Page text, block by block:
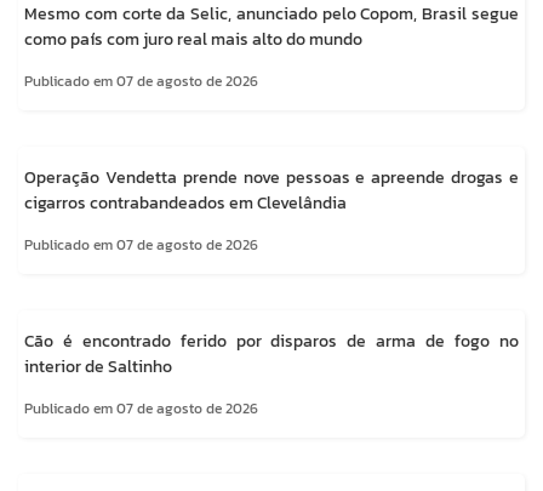
Mesmo com corte da Selic, anunciado pelo Copom, Brasil segue
como país com juro real mais alto do mundo
Publicado em 07 de agosto de 2026
Operação Vendetta prende nove pessoas e apreende drogas e
cigarros contrabandeados em Clevelândia
Publicado em 07 de agosto de 2026
Cão é encontrado ferido por disparos de arma de fogo no
interior de Saltinho
Publicado em 07 de agosto de 2026